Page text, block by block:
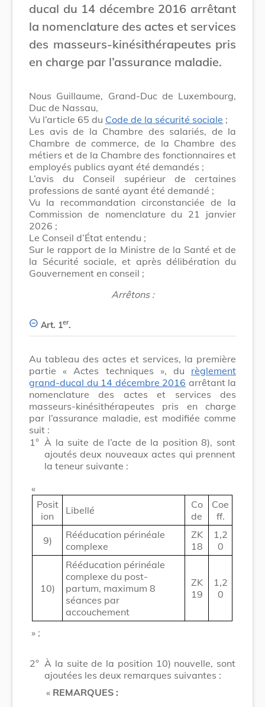
ducal du 14 décembre 2016 arrêtant
la nomenclature des actes et services
des masseurs-kinésithérapeutes pris
en charge par l’assurance maladie.
Nous Guillaume, Grand-Duc de Luxembourg,
Duc de Nassau,
Vu l’article 65 du Code de la sécurité sociale ;
Les avis de la Chambre des salariés, de la
Chambre de commerce, de la Chambre des
métiers et de la Chambre des fonctionnaires et
employés publics ayant été demandés ;
L’avis du Conseil supérieur de certaines
professions de santé ayant été demandé ;
Vu la recommandation circonstanciée de la
Commission de nomenclature du 21 janvier
2026 ;
Le Conseil d’État entendu ;
Sur le rapport de la Ministre de la Santé et de
la Sécurité sociale, et après délibération du
Gouvernement en conseil ;
Arrêtons :
Art. 1er.
Au tableau des actes et services, la première
partie « Actes techniques », du règlement
grand-ducal du 14 décembre 2016 arrêtant la
nomenclature des actes et services des
masseurs-kinésithérapeutes pris en charge
par l’assurance maladie, est modifiée comme
suit :
1° À la suite de l’acte de la position 8), sont
ajoutés deux nouveaux actes qui prennent
la teneur suivante :
«
Posit
ion
Libellé
Co
de
Coe
ff.
9)
Rééducation périnéale
complexe
ZK
18
1,2
0
10)
Rééducation périnéale
complexe du post-
partum, maximum 8
séances par
accouchement
ZK
19
1,2
0
» ;
2° À la suite de la position 10) nouvelle, sont
ajoutées les deux remarques suivantes :
« REMARQUES :